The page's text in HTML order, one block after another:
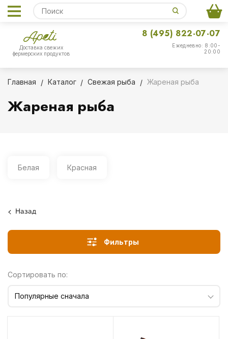
Доставка свежих
фермерских продуктов
Ежедневно: 8:00-
20:00
8 (495) 822-07-07
Главная Каталог Свежая рыба Жареная рыба
Жареная рыба
Белая Красная
Назад
Фильтры
Сортировать по:
Популярные сначала